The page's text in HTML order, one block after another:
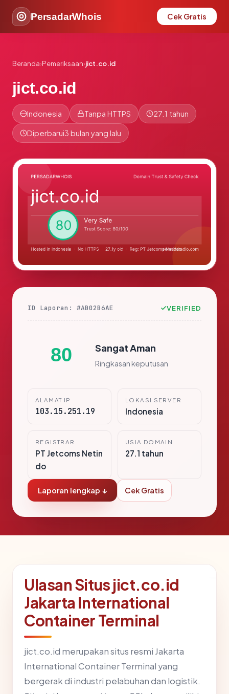
PersadarWhois Cek Gratis
Beranda›Pemeriksaan›jict.co.id
jict.co.id
Indonesia Tanpa HTTPS 27.1 tahun
Diperbarui3 bulan yang lalu
ID Laporan: #AB02B6AE VERIFIED
80 Sangat Aman
Ringkasan keputusan
ALAMAT IP
103.15.251.19
LOKASI SERVER
Indonesia
REGISTRAR
PT Jetcoms Netin
do
USIA DOMAIN
27.1 tahun
Laporan lengkap ↓ Cek Gratis
Ulasan Situs jict.co.id
Jakarta International
Container Terminal
jict.co.id merupakan situs resmi Jakarta
International Container Terminal yang
bergerak di industri pelabuhan dan logistik.